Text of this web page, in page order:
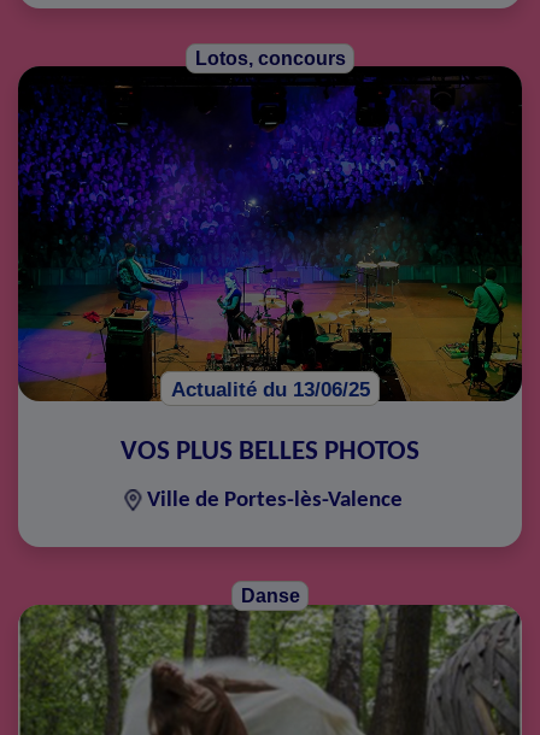
Lotos, concours
Actualité du 13/06/25
VOS PLUS BELLES PHOTOS
Ville de Portes-lès-Valence
Danse